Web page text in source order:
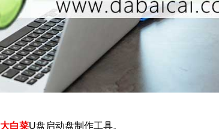
大白菜U盘启动盘制作工具。